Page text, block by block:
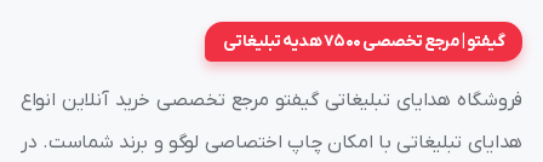
گیفتو | مرجع تخصصی 7500 هدیه تبلیغاتی
فروشگاه هدایای تبلیغاتی گیفتو مرجع تخصصی خرید آنلاین انواع
هدایای تبلیغاتی با امکان چاپ اختصاصی لوگو و برند شماست. در